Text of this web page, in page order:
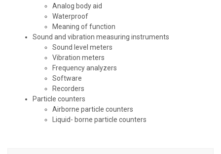
Analog body aid
Waterproof
Meaning of function
Sound and vibration measuring instruments
Sound level meters
Vibration meters
Frequency analyzers
Software
Recorders
Particle counters
Airborne particle counters
Liquid- borne particle counters